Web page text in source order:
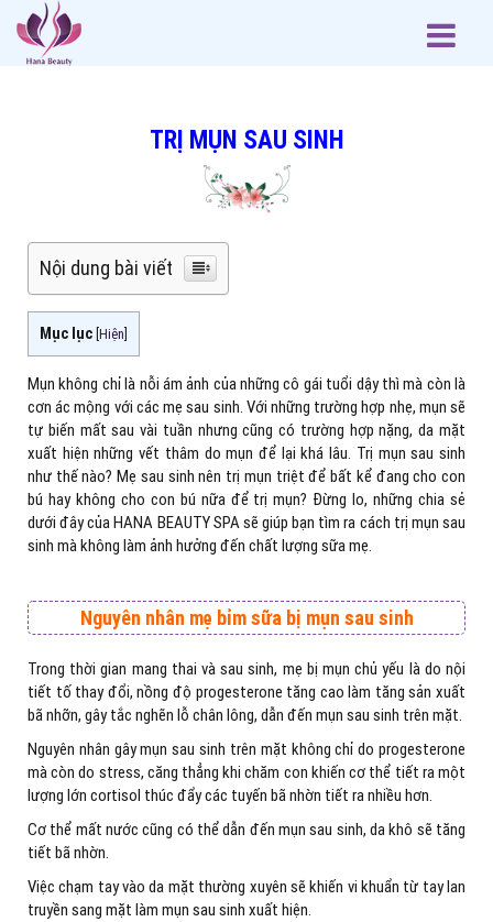
TRỊ MỤN SAU SINH
Nội dung bài viết
Mục lục [Hiện]
Mụn không chỉ là nỗi ám ảnh của những cô gái tuổi dậy thì mà còn là
cơn ác mộng với các mẹ sau sinh. Với những trường hợp nhẹ, mụn sẽ
tự biến mất sau vài tuần nhưng cũng có trường hợp nặng, da mặt
xuất hiện những vết thâm do mụn để lại khá lâu. Trị mụn sau sinh
như thế nào? Mẹ sau sinh nên trị mụn triệt để bất kể đang cho con
bú hay không cho con bú nữa để trị mụn? Đừng lo, những chia sẻ
dưới đây của HANA BEAUTY SPA sẽ giúp bạn tìm ra cách trị mụn sau
sinh mà không làm ảnh hưởng đến chất lượng sữa mẹ.
Nguyên nhân mẹ bỉm sữa bị mụn sau sinh
Trong thời gian mang thai và sau sinh, mẹ bị mụn chủ yếu là do nội
tiết tố thay đổi, nồng độ progesterone tăng cao làm tăng sản xuất
bã nhỡn, gây tắc nghẽn lỗ chân lông, dẫn đến mụn sau sinh trên mặt.
Nguyên nhân gây mụn sau sinh trên mặt không chỉ do progesterone
mà còn do stress, căng thẳng khi chăm con khiến cơ thể tiết ra một
lượng lớn cortisol thúc đẩy các tuyến bã nhờn tiết ra nhiều hơn.
Cơ thể mất nước cũng có thể dẫn đến mụn sau sinh, da khô sẽ tăng
tiết bã nhờn.
Việc chạm tay vào da mặt thường xuyên sẽ khiến vi khuẩn từ tay lan
truyền sang mặt làm mụn sau sinh xuất hiện.